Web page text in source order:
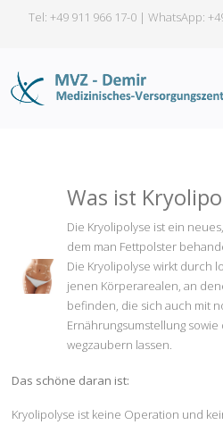
Tel: +49 911 966 17-0 | WhatsApp:
Was ist
Die Kryolipolyse ist ein
dem man Fettpolster
Die Kryolipolyse wirkt durch
jenen Körperarealen, an
befinden, die sich auch mit
Ernährungsumstellung
wegzaubern lassen.
Das schöne daran ist:
Kryolipolyse ist keine Operation und